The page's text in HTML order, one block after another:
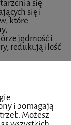
się
się i
które
jędrność i
redukują ilość
do
wody
i
i pomagają
Możesz